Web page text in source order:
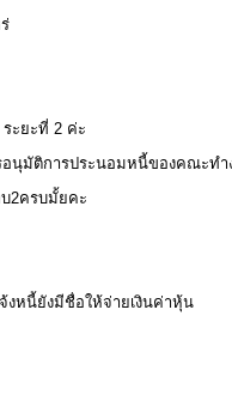
ะยะที่ 2 ค่ะ
นุมัติการประนอมหนี้ของคณะท
2ครบมั้ยคะ
งหนี้ยังมีชื่อให้จ่ายเงินค่าหุ้น